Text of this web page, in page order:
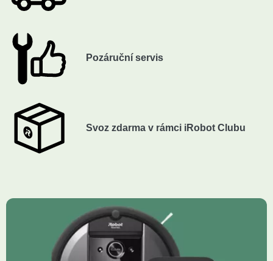
Pozáruční servis
Svoz zdarma v rámci iRobot Clubu